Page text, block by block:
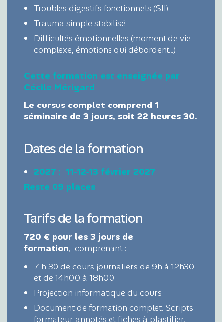
Troubles digestifs fonctionnels (SII)
Trauma simple stabilisé
Difficultés émotionnelles (moment de vie
complexe, émotions qui débordent…)
Cette formation est enseignée par
Cécile Mérigard
Le cursus complet comprend 1
séminaire de 3 jours, soit 22 heures 30.
Dates de la formation
2027 : 11-12-13 février 2027
Reste 09 places
Tarifs de la formation
720 € pour les 3 jours de
formation, comprenant :
7 h 30 de cours journaliers de 9h à 12h30
et de 14h00 à 18h00
Projection informatique du cours
Document de formation complet. Scripts
formateur annotés et fiches à plastifier.